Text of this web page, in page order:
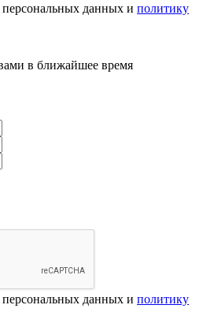
персональных данных и политику
в ближайшее время
персональных данных и политику